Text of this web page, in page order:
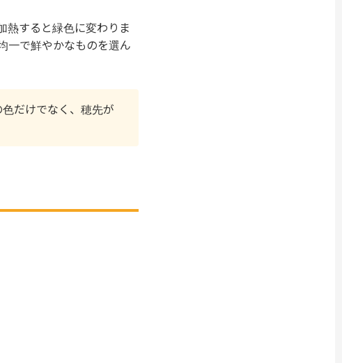
熱すると緑色に変わりま
一で鮮やかなものを選ん
だけでなく、穂先が